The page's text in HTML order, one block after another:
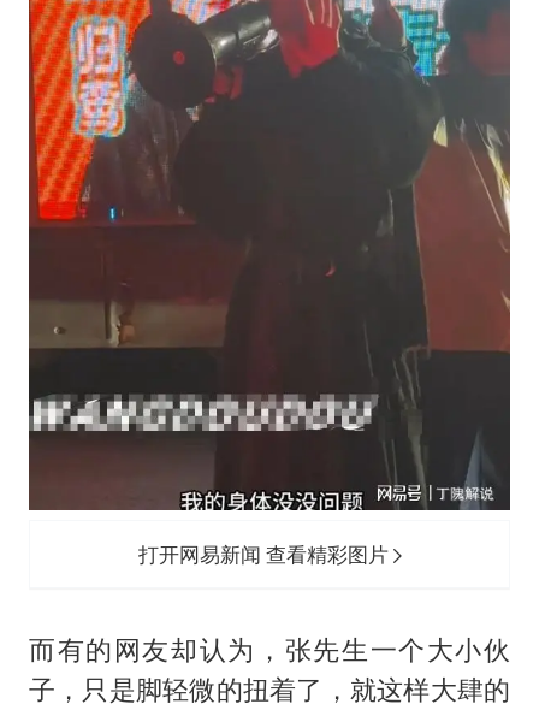
打开网易新闻 查看精彩图片
而有的网友却认为，张先生一个大小伙
子，只是脚轻微的扭着了，就这样大肆的